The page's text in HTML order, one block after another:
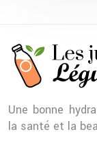
Une bonne
la santé et la